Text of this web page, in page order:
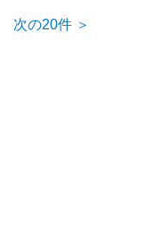
次の20件 ＞